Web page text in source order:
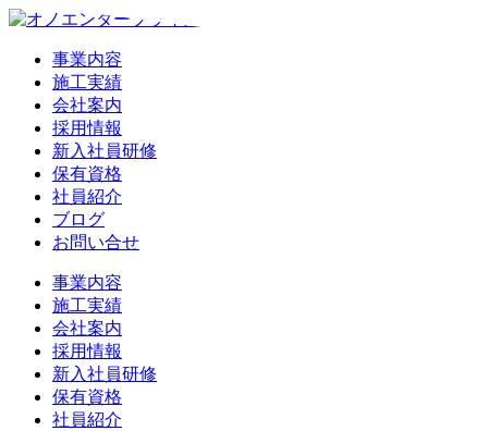
事業内容
施工実績
会社案内
採用情報
新入社員研修
保有資格
社員紹介
ブログ
お問い合せ
事業内容
施工実績
会社案内
採用情報
新入社員研修
保有資格
社員紹介